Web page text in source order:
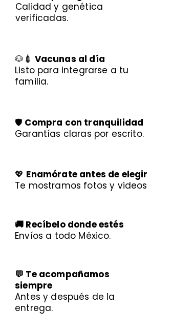
Calidad y genética
verificadas.
🐶 💉 Vacunas al día
Listo para integrarse a tu
familia.
🛡️ Compra con tranquilidad
Garantías claras por escrito.
💖 Enamórate antes de elegir
Te mostramos fotos y videos
🚚 Recíbelo donde estés
Envíos a todo México.
💬 Te acompañamos
siempre
Antes y después de la
entrega.